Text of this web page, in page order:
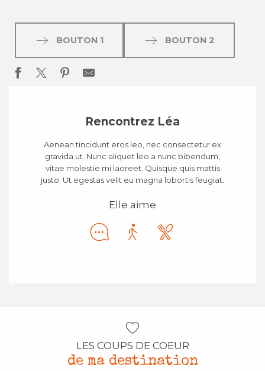
BOUTON 1 BOUTON 2
Rencontrez Léa
Aenean tincidunt eros leo, nec consectetur ex
gravida ut. Nunc aliquet leo a nunc bibendum,
vitae molestie mi laoreet. Quisque quis mattis
justo. Ut egestas velit eu magna lobortis feugiat.
Elle aime
LES COUPS DE COEUR
de ma destination